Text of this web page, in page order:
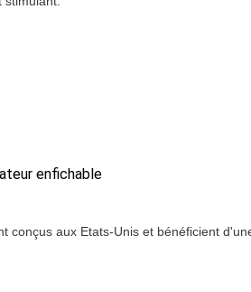
enfichable
aux Etats-Unis et bénéficient